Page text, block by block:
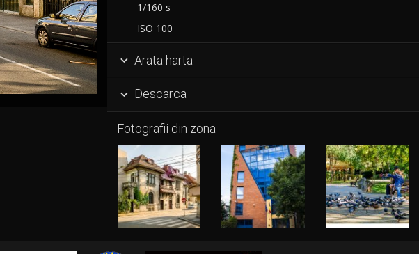
1/160 s
ISO 100
 Arata harta
 Descarca
Fotografii din zona